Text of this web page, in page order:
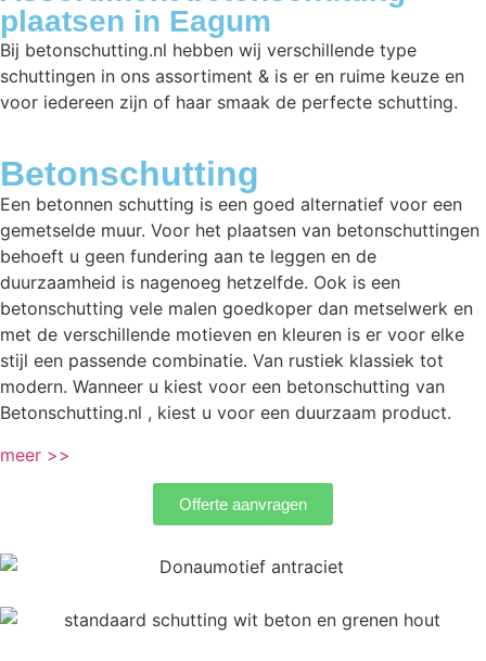
plaatsen in Eagum
Bij betonschutting.nl hebben wij verschillende type
schuttingen in ons assortiment & is er en ruime keuze en
voor iedereen zijn of haar smaak de perfecte schutting.
Betonschutting
Een betonnen schutting is een goed alternatief voor een
gemetselde muur. Voor het plaatsen van betonschuttingen
behoeft u geen fundering aan te leggen en de
duurzaamheid is nagenoeg hetzelfde. Ook is een
betonschutting vele malen goedkoper dan metselwerk en
met de verschillende motieven en kleuren is er voor elke
stijl een passende combinatie. Van rustiek klassiek tot
modern. Wanneer u kiest voor een betonschutting van
Betonschutting.nl , kiest u voor een duurzaam product.
meer >>
Offerte aanvragen